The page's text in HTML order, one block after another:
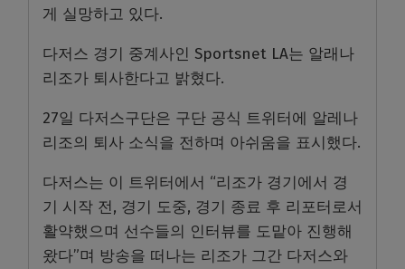
게 실망하고 있다.
다저스 경기 중계사인 Sportsnet LA는 알래나
리조가 퇴사한다고 밝혔다.
27일 다저스구단은 구단 공식 트위터에 알레나
리조의 퇴사 소식을 전하며 아쉬움을 표시했다.
다저스는 이 트위터에서 “리조가 경기에서 경
기 시작 전, 경기 도중, 경기 종료 후 리포터로서
활약했으며 선수들의 인터뷰를 도맡아 진행해
왔다”며 방송을 떠나는 리조가 그간 다저스와